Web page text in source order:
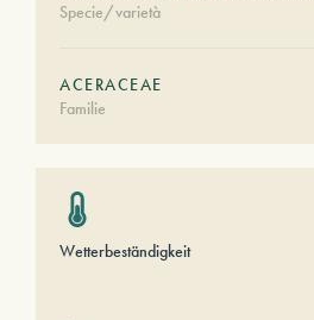
Specie/varietà
ACERACEAE
Familie
Wetterbeständigkeit